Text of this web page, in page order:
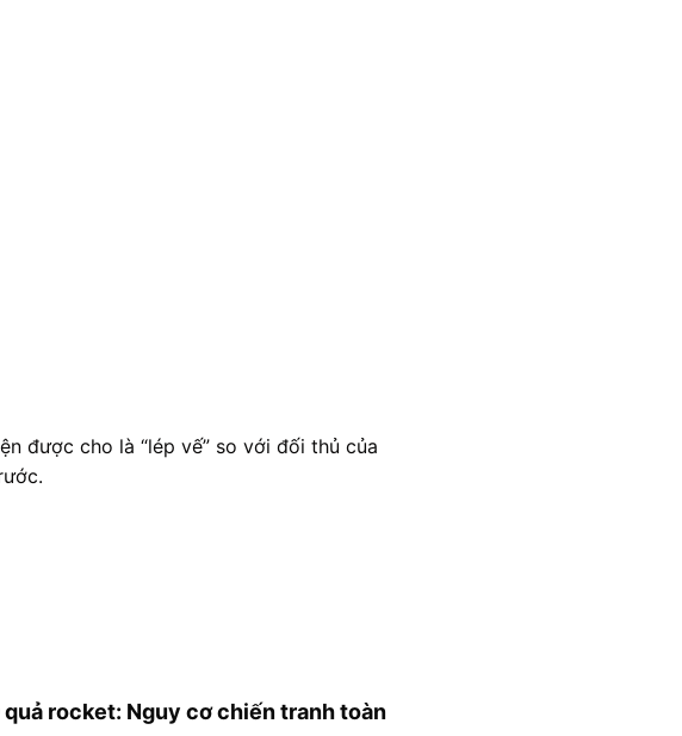
được cho là “lép vế” so với đối thủ của
rocket: Nguy cơ chiến tranh toàn